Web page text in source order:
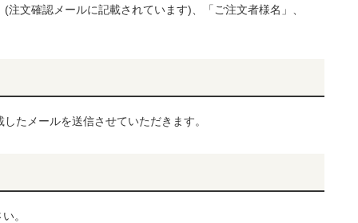
文確認メールに記載されています)、「ご注文者様名」、
たメールを送信させていただきます。
。